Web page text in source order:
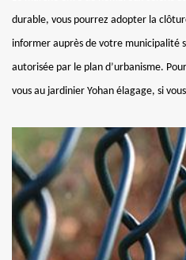
durable, vous pourrez adopter la
informer auprès de votre municipalité
autorisée par le plan d’urbanisme.
vous au jardinier Yohan élagage, si